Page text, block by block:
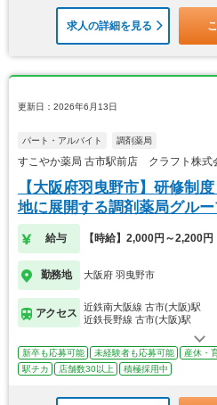
求人の詳細を見る
更新日：2026年6月13日
パート・アルバイト 調剤薬局
すこやか薬局 古市駅前店 クラフト株式
【大阪府羽曳野市】研修制
地に展開する調剤薬局グル
給与 【時給】2,000円～2,200円
勤務地 大阪府 羽曳野市
アクセス
近鉄南大阪線 古市(大阪)駅
近鉄長野線 古市(大阪)駅
新卒も応募可能 未経験者も応募可能 産休・
駅チカ
店舗数30以上 積極採用中